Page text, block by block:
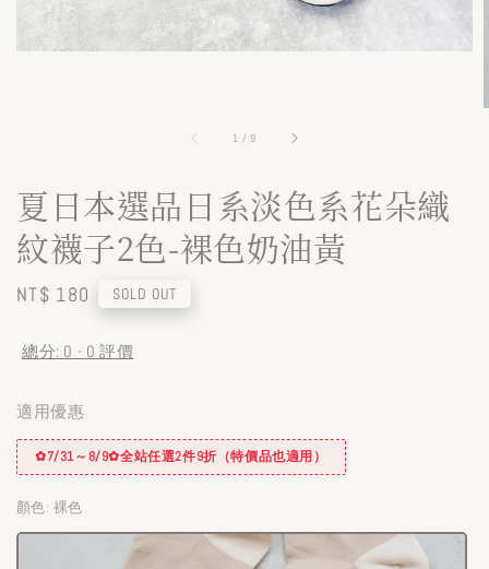
1 / 9
夏日本選品日系淡色系花朵織
紋襪子2色-裸色奶油黃
Regular
NT$ 180 SOLD OUT
總分: 0 - 0 評價
適用優惠
✿7/31～8/9✿全站任選2件9折（特價品也適用）
顏色: 裸色